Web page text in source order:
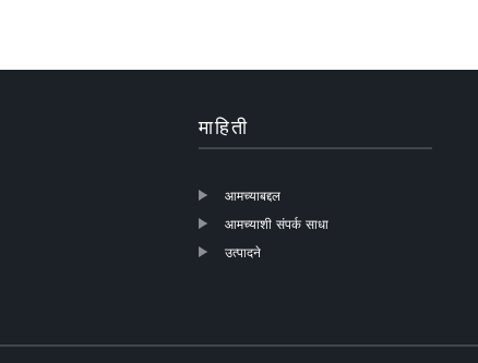
माहिती
आमच्याबद्दल
आमच्याशी संपर्क साधा
उत्पादने